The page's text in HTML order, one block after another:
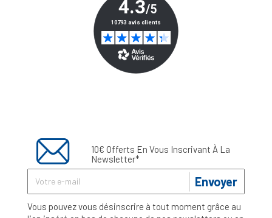
10€ Offerts En Vous Inscrivant À La
Newsletter*
Envoyer
Vous pouvez vous désinscrire à tout moment grâce au